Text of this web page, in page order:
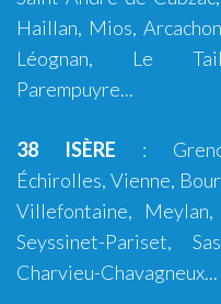
Haillan, Mios,Arcachon
Léognan, Le
Parempuyre...
38 ISÈRE :
Échirolles, Vienne,
Villefontaine, Meylan,
Seyssinet-Pariset,
Charvieu-Chavagneux...